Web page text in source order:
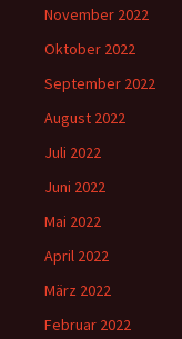
November 2022
Oktober 2022
September 2022
August 2022
Juli 2022
Juni 2022
Mai 2022
April 2022
März 2022
Februar 2022